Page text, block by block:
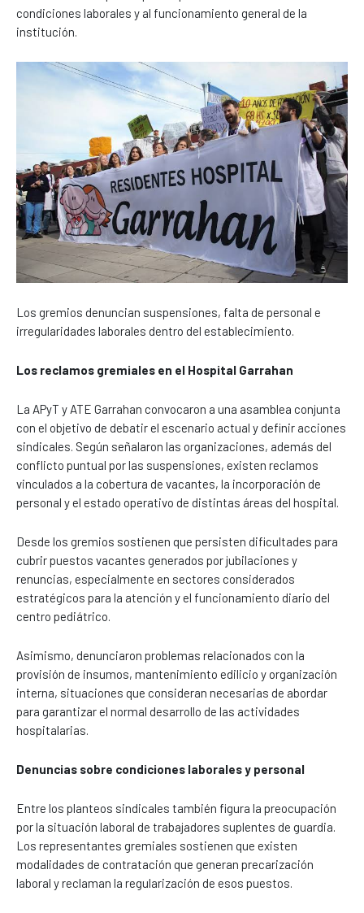
condiciones laborales y al funcionamiento general de la
institución.
Los gremios denuncian suspensiones, falta de personal e
irregularidades laborales dentro del establecimiento.
Los reclamos gremiales en el Hospital Garrahan
La APyT y ATE Garrahan convocaron a una asamblea conjunta
con el objetivo de debatir el escenario actual y definir acciones
sindicales. Según señalaron las organizaciones, además del
conflicto puntual por las suspensiones, existen reclamos
vinculados a la cobertura de vacantes, la incorporación de
personal y el estado operativo de distintas áreas del hospital.
Desde los gremios sostienen que persisten dificultades para
cubrir puestos vacantes generados por jubilaciones y
renuncias, especialmente en sectores considerados
estratégicos para la atención y el funcionamiento diario del
centro pediátrico.
Asimismo, denunciaron problemas relacionados con la
provisión de insumos, mantenimiento edilicio y organización
interna, situaciones que consideran necesarias de abordar
para garantizar el normal desarrollo de las actividades
hospitalarias.
Denuncias sobre condiciones laborales y personal
Entre los planteos sindicales también figura la preocupación
por la situación laboral de trabajadores suplentes de guardia.
Los representantes gremiales sostienen que existen
modalidades de contratación que generan precarización
laboral y reclaman la regularización de esos puestos.